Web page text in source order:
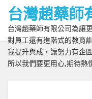
台灣趙藥師
台灣趙藥師有限公司為讓
對員工還有進階式的教育
我提升與成，讓努力有企
所以我們要更用心,期待熱